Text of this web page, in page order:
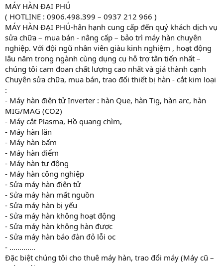
MÁY HÀN ĐẠI PHÚ
( HOTLINE : 0906.498.399 – 0937 212 966 )
MÁY HÀN ĐẠI PHÚ-hân hạnh cung cấp đến quý khách dịch vụ
sửa chữa – mua bán - nâng cấp – bảo trì máy hàn chuyên
nghiệp. Với đội ngũ nhân viên giàu kinh nghiệm , hoạt động
lâu năm trong ngành cùng dụng cụ hỗ trợ tân tiến nhất –
chúng tôi cam đoan chất lượng cao nhất và giá thành cạnh
Chuyên sửa chữa, mua bán, trao đổi thiết bị hàn - cắt kim loại
:
- Máy hàn điện tử Inverter : hàn Que, hàn Tig, hàn arc, hàn
MIG/MAG (CO2)
- Máy cắt Plasma, Hồ quang chìm,
- Máy hàn lăn
- Máy hàn bấm
- Máy hàn điểm
- Máy hàn tự động
- Máy hàn công nghiệp
- Sửa máy hàn điện tử
- Sửa máy hàn mất nguồn
- Sửa máy hàn bị yếu
- Sửa máy hàn không hoạt động
- Sửa máy hàn không hàn được
- Sửa máy hàn báo đàn đỏ lỗi oc
- ………….
Đặc biệt chúng tôi cho thuê máy hàn, trao đổi máy (Máy cũ –